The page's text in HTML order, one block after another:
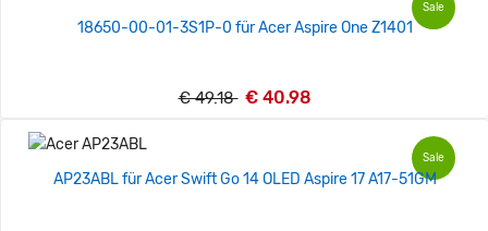
Sale
18650-00-01-3S1P-0 für Acer Aspire One Z1401
€ 49.18 € 40.98
Sale
AP23ABL für Acer Swift Go 14 OLED Aspire 17 A17-51GM